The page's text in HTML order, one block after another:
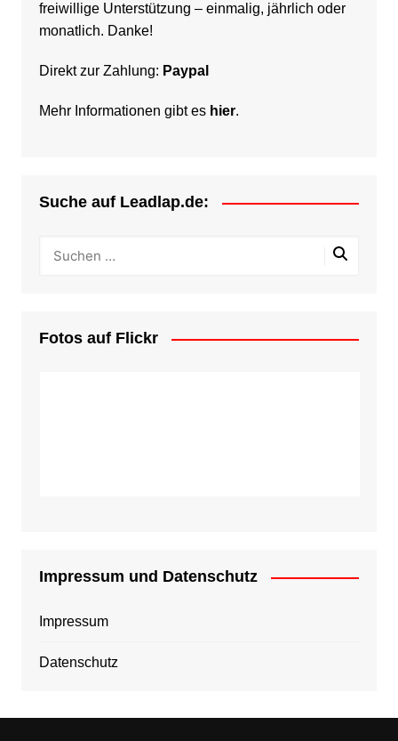
freiwillige Unterstützung – einmalig, jährlich oder
monatlich. Danke!
Direkt zur Zahlung: Paypal
Mehr Informationen gibt es hier.
Suche auf Leadlap.de:
Fotos auf Flickr
Impressum und Datenschutz
Impressum
Datenschutz